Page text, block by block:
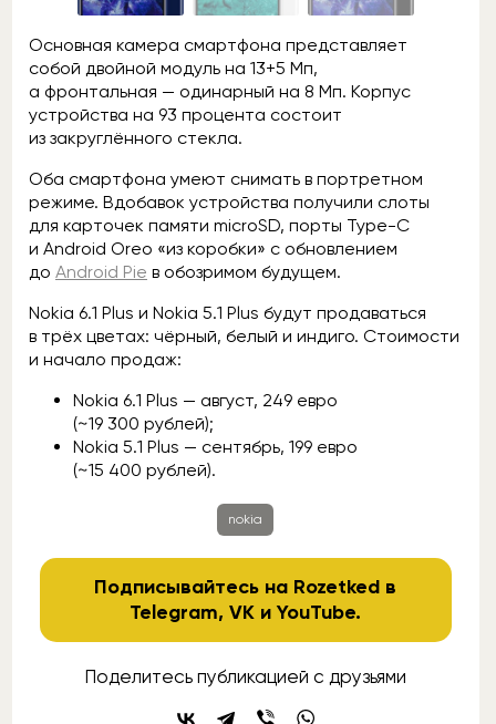
Основная камера смартфона представляет
собой двойной модуль на 13+5 Мп,
а фронтальная — одинарный на 8 Мп. Корпус
устройства на 93 процента состоит
из закруглённого стекла.
Оба смартфона умеют снимать в портретном
режиме. Вдобавок устройства получили слоты
для карточек памяти microSD, порты Type-C
и Android Oreo «из коробки» с обновлением
до Android Pie в обозримом будущем.
Nokia 6.1 Plus и Nokia 5.1 Plus будут продаваться
в трёх цветах: чёрный, белый и индиго. Стоимости
и начало продаж:
Nokia 6.1 Plus — август, 249 евро
(~19 300 рублей);
Nokia 5.1 Plus — сентябрь, 199 евро
(~15 400 рублей).
nokia
Подписывайтесь на Rozetked в
Telegram,VK иYouTube.
Поделитесь публикацией с друзьями